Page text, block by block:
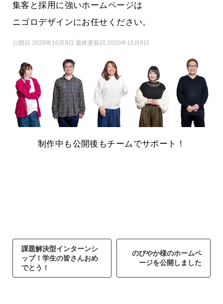
集客と採用に強いホームページは
ニゴロデザインにお任せください。
公開日 2020年10月9日 最終更新日 2020年10月9日
制作中も公開後もチームでサポート！
課題解決型インターンシ
ップ！学生の皆さんおめ
でとう！
のびやか様のホームペ
ージを公開しました